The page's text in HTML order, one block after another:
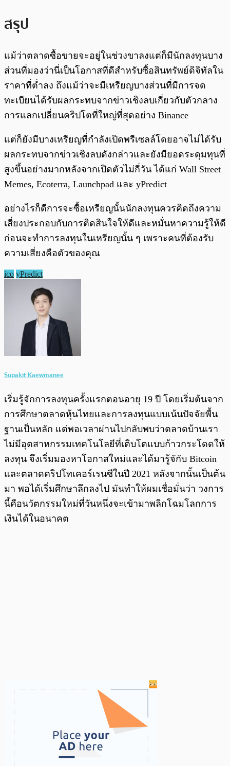
สรุป
แม้ว่าตลาดซื้อขายจะอยู่ในช่วงขาลงแต่ก็มีนักลงทุนบาง
ส่วนที่มองว่านี่เป็นโอกาสที่ดีสำหรับซื้อสินทรัพย์ดิจิทัลใน
ราคาที่ต่ำลง ถึงแม้ว่าจะมีเหรียญบางส่วนที่มีการจด
ทะเบียนได้รับผลกระทบจากข่าวเชิงลบเกี่ยวกับตัวกลาง
การแลกเปลี่ยนคริปโตที่ใหญ่ที่สุดอย่าง Binance
แต่ก็ยังมีบางเหรียญที่กำลังเปิดพรีเซลล์โดยอาจไม่ได้รับ
ผลกระทบจากข่าวเชิงลบดังกล่าวและยังมียอดระดุมทุนที่
สูงขึ้นอย่างมากหลังจากเปิดตัวไม่กี่วัน ได้แก่ Wall Street
Memes, Ecoterra, Launchpad และ yPredict
อย่างไรก็ดีการจะซื้อเหรียญนั้นนักลงทุนควรคิดถึงความ
เสี่ยงประกอบกับการติดสินใจให้ดีและหมั่นหาความรู้ให้ดี
ก่อนจะทำการลงทุนในเหรียญนั้น ๆ เพราะคนที่ต้องรับ
ความเสี่ยงคือตัวของคุณ
ico yPredict
Supakit Kaewmanee
เริ่มรู้จักการลงทุนครั้งแรกตอนอายุ 19 ปี โดยเริ่มต้นจาก
การศึกษาตลาดหุ้นไทยและการลงทุนแบบเน้นปัจจัยพื้น
ฐานเป็นหลัก แต่พอเวลาผ่านไปกลับพบว่าตลาดบ้านเรา
ไม่มีอุตสาหกรรมเทคโนโลยีที่เติบโตแบบก้าวกระโดดให้
ลงทุน จึงเริ่มมองหาโอกาสใหม่และได้มารู้จักับ Bitcoin
และตลาดคริปโทเคอร์เรนซีในปี 2021 หลังจากนั้นเป็นต้น
มา พอได้เริ่มศึกษาลึกลงไป มันทำให้ผมเชื่อมั่นว่า วงการ
นี้คือนวัตกรรมใหม่ที่วันหนึ่งจะเข้ามาพลิกโฉมโลกการ
เงินได้ในอนาคต